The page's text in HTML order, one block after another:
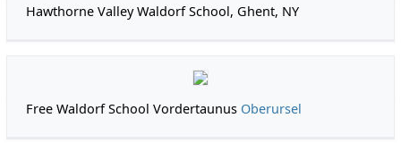
Hawthorne Valley Waldorf School, Ghent, NY
Free Waldorf School Vordertaunus Oberursel